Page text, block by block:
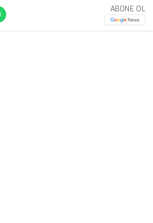
ABONE OL